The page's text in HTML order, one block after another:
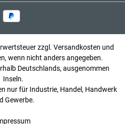
zzgl. Versandkosten und
wenn nicht anders angegeben.
Deutschlands, ausgenommen
Inseln.
nur für Industrie, Handel, Handwerk
Gewerbe.